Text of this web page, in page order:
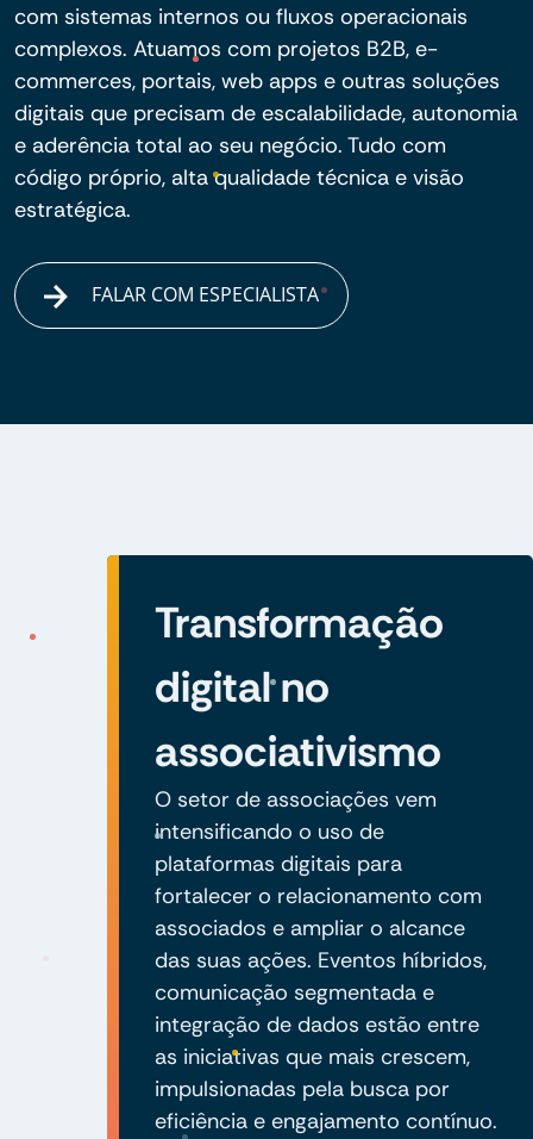
com sistemas internos ou fluxos operacionais
complexos. Atuamos com projetos B2B, e-
commerces, portais, web apps e outras soluções
digitais que precisam de escalabilidade, autonomia
e aderência total ao seu negócio. Tudo com
código próprio, alta qualidade técnica e visão
estratégica.
FALAR COM ESPECIALISTA
Transformação
digital no
associativismo
O setor de associações vem
intensificando o uso de
plataformas digitais para
fortalecer o relacionamento com
associados e ampliar o alcance
das suas ações. Eventos híbridos,
comunicação segmentada e
integração de dados estão entre
as iniciativas que mais crescem,
impulsionadas pela busca por
eficiência e engajamento contínuo.